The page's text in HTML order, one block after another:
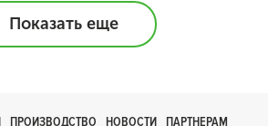
Показать еще
ПРОИЗВОДСТВО НОВОСТИ
ПАРТНЕРАМ